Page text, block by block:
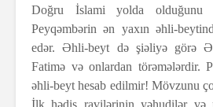
Doğru İslami yolda olduğunu
Peyqəmbərin ən yaxın əhli-
edər. Əhli-beyt də şiəliyə görə
Fatimə və onlardan törəmələrdir.
əhli-beyt hesab edilmir! Mövzunu
İlk hədis ravilərinin yəhudilər və